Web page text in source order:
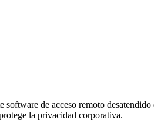
de acceso remoto
la privacidad corporativa.